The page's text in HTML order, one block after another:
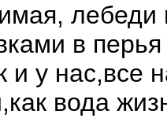
лебеди
в
и у нас,все
вода